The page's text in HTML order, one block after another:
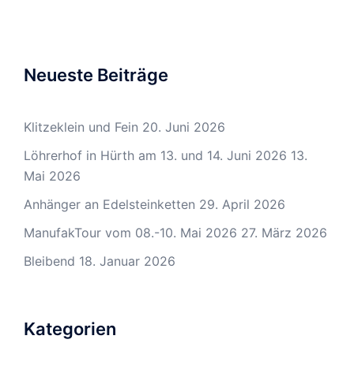
Neueste Beiträge
Klitzeklein und Fein 20. Juni 2026
Löhrerhof in Hürth am 13. und 14. Juni 2026 13.
Mai 2026
Anhänger an Edelsteinketten 29. April 2026
ManufakTour vom 08.-10. Mai 2026 27. März 2026
Bleibend 18. Januar 2026
Kategorien